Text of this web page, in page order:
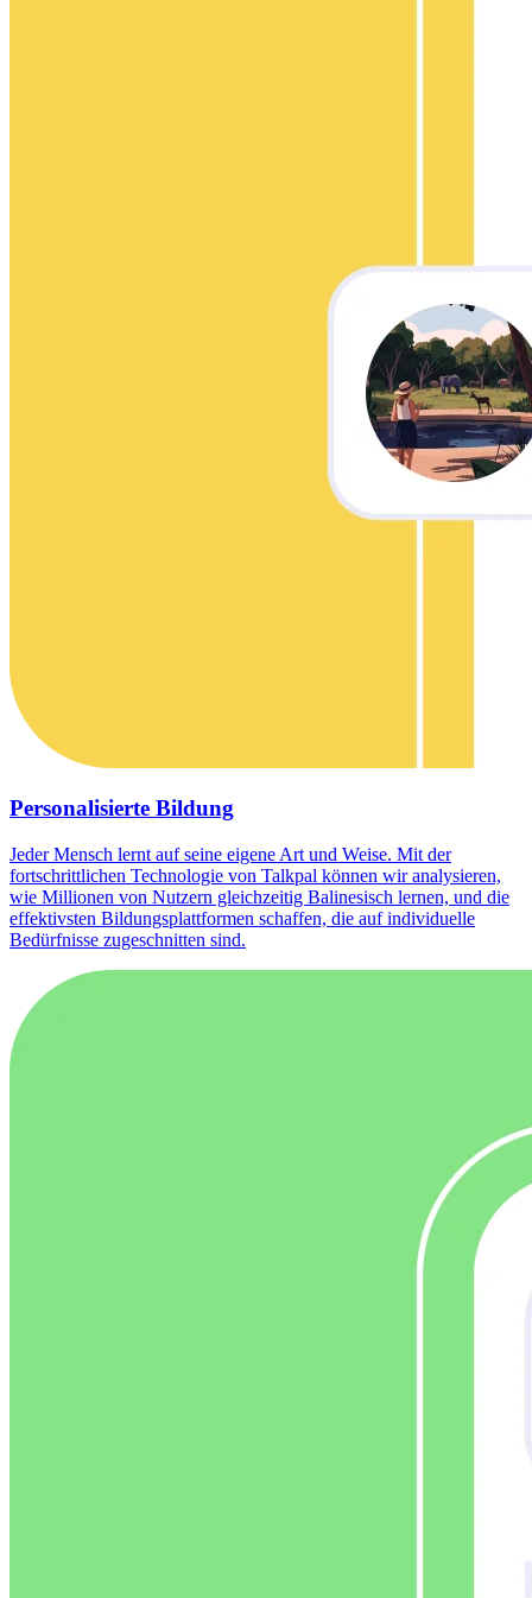
Personalisierte Bildung
Jeder Mensch lernt auf seine eigene Art und Weise. Mit der
fortschrittlichen Technologie von Talkpal können wir analysieren,
wie Millionen von Nutzern gleichzeitig Balinesisch lernen, und die
effektivsten Bildungsplattformen schaffen, die auf individuelle
Bedürfnisse zugeschnitten sind.